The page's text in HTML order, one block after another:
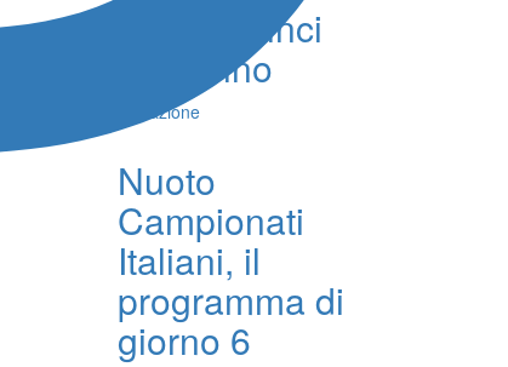
giovani Vinci
e Merrino
Redazione
Nuoto
Campionati
Italiani, il
programma di
giorno 6